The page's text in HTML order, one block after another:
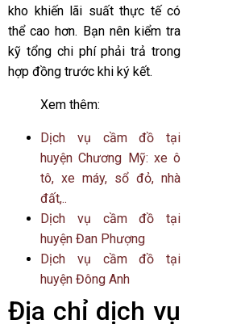
kho khiến lãi suất thực tế có
thể cao hơn. Bạn nên kiểm tra
kỹ tổng chi phí phải trả trong
hợp đồng trước khi ký kết.
Xem thêm:
Dịch vụ cầm đồ tại
huyện Chương Mỹ: xe ô
tô, xe máy, sổ đỏ, nhà
đất,..
Dịch vụ cầm đồ tại
huyện Đan Phượng
Dịch vụ cầm đồ tại
huyện Đông Anh
Địa chỉ dịch vụ